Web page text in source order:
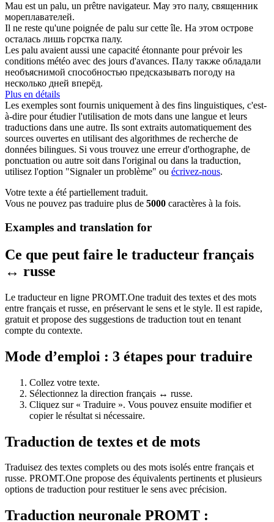
Mau est un palu, un prêtre navigateur. Мау это палу, священник
мореплавателей.
Il ne reste qu'une poignée de palu sur cette île. На этом острове
осталась лишь горстка палу.
Les palu avaient aussi une capacité étonnante pour prévoir les
conditions météo avec des jours d'avances. Палу также обладали
необъяснимой способностью предсказывать погоду на
несколько дней вперёд.
Plus en détails
Les exemples sont fournis uniquement à des fins linguistiques, c'est-
à-dire pour étudier l'utilisation de mots dans une langue et leurs
traductions dans une autre. Ils sont extraits automatiquement des
sources ouvertes en utilisant des algorithmes de recherche de
données bilingues. Si vous trouvez une erreur d'orthographe, de
ponctuation ou autre soit dans l'original ou dans la traduction,
utilisez l'option "Signaler un problème" ou écrivez-nous.
Votre texte a été partiellement traduit.
Vous ne pouvez pas traduire plus de 5000 caractères à la fois.
Examples and translation for
Ce que peut faire le traducteur français
↔ russe
Le traducteur en ligne PROMT.One traduit des textes et des mots
entre français et russe, en préservant le sens et le style. Il est rapide,
gratuit et propose des suggestions de traduction tout en tenant
compte du contexte.
Mode d’emploi : 3 étapes pour traduire
Collez votre texte.
Sélectionnez la direction français ↔ russe.
Cliquez sur « Traduire ». Vous pouvez ensuite modifier et
copier le résultat si nécessaire.
Traduction de textes et de mots
Traduisez des textes complets ou des mots isolés entre français et
russe. PROMT.One propose des équivalents pertinents et plusieurs
options de traduction pour restituer le sens avec précision.
Traduction neuronale PROMT :